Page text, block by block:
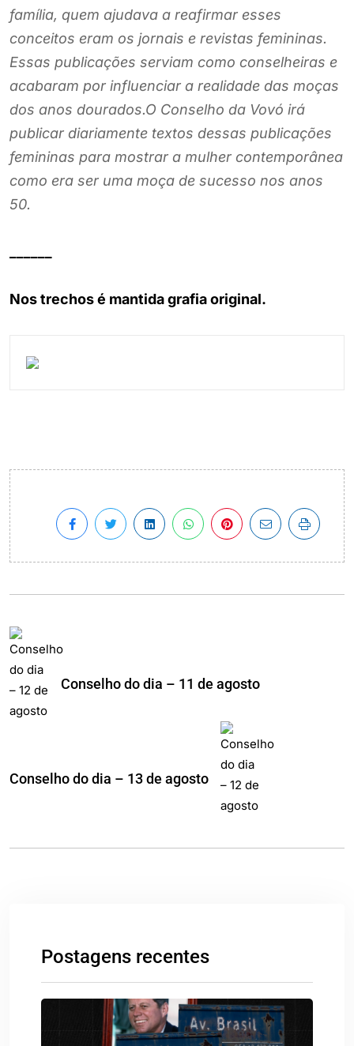
família, quem ajudava a reafirmar esses
conceitos eram os jornais e revistas femininas.
Essas publicações serviam como conselheiras e
acabaram por influenciar a realidade das moças
dos anos dourados.O Conselho da Vovó irá
publicar diariamente textos dessas publicações
femininas para mostrar a mulher contemporânea
como era ser uma moça de sucesso nos anos
50.
Nos trechos é mantida grafia original.
Conselho do dia – 11 de agosto
Conselho do dia – 13 de agosto
Postagens recentes